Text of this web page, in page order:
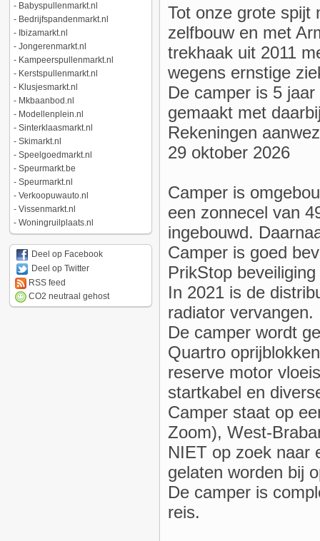
- Babyspullenmarkt.nl
- Bedrijfspandenmarkt.nl
- Ibizamarkt.nl
- Jongerenmarkt.nl
- Kampeerspullenmarkt.nl
- Kerstspullenmarkt.nl
- Klusjesmarkt.nl
- Mkbaanbod.nl
- Modellenplein.nl
- Sinterklaasmarkt.nl
- Skimarkt.nl
- Speelgoedmarkt.nl
- Speurmarkt.be
- Speurmarkt.nl
- Verkoopuwauto.nl
- Vissenmarkt.nl
- Woningruilplaats.nl
Deel op Facebook
Deel op Twitter
RSS feed
CO2 neutraal gehost
Tot onze grote spijt
zelfbouw en met
trekhaak uit 2011
wegens ernstige
De camper is 5
gemaakt met
Rekeningen
29 oktober 2026
Camper is
een zonnecel van
ingebouwd.
Camper is goed
PrikStop
In 2021 is de
radiator vervangen.
De camper wordt
Quartro
reserve motor
startkabel en
Camper staat op
Zoom), West-
NIET op zoek naar
gelaten worden bij
De camper is
reis.